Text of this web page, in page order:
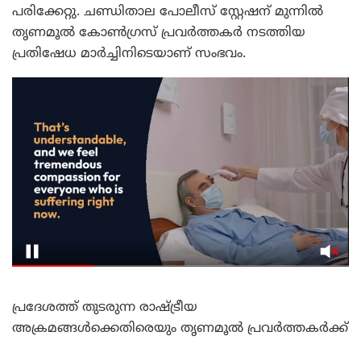
പരിക്കേറ്റു. ചണ്ഡിതാല പോലീസ് സ്റ്റേഷന് മുന്നിൽ
തൃണമൂൽ കോൺഗ്രസ് പ്രവർത്തകർ നടത്തിയ
പ്രതിഷേധ മാർച്ചിനിടെയാണ് സംഭവം.
പ്രദേശത്ത് തുടരുന്ന രാഷ്ട്രീയ
അക്രമങ്ങൾക്കെതിരെയും തൃണമൂൽ പ്രവർത്തകർക്ക്